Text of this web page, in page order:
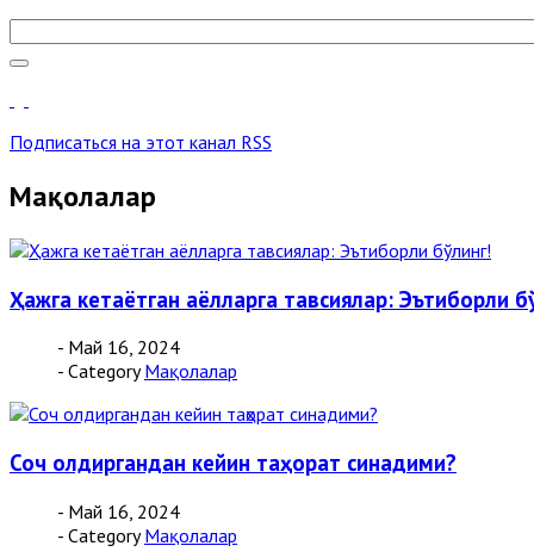
Подписаться на этот канал RSS
Мақолалар
Ҳажга кетаётган аёлларга тавсиялар: Эътиборли
- Май 16, 2024
- Category Мақолалар
Соч олдиргандан кейин таҳорат синадими?
- Май 16, 2024
- Category Мақолалар